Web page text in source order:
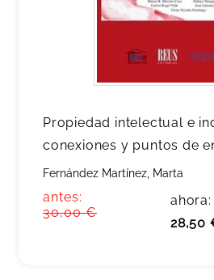
Propiedad intelectual e
conexiones y puntos de
Fernández Martínez, Marta
antes:
30,00 €
ahora:
28,50